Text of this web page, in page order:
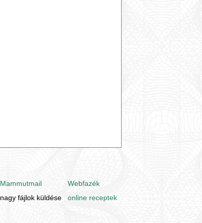
Mammutmail
Webfazék
nagy fájlok küldése online receptek